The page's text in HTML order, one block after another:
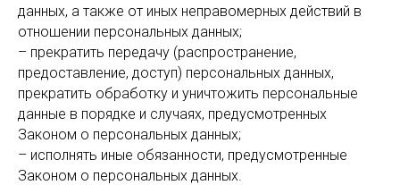
данных, а также от иных неправомерных действий в
отношении персональных данных;
– прекратить передачу (распространение,
предоставление, доступ) персональных данных,
прекратить обработку и уничтожить персональные
данные в порядке и случаях, предусмотренных
Законом о персональных данных;
– исполнять иные обязанности, предусмотренные
Законом о персональных данных.